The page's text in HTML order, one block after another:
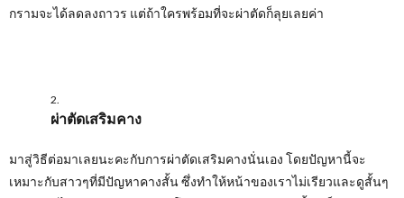
กรามจะได้ลดลงถาวร แต่ถ้าใครพร้อมที่จะผ่าตัดก็ลุยเลยค่า
ผ่าตัดเสริมคาง
มาสู่วิธีต่อมาเลยนะคะกับการผ่าตัดเสริมคางนั่นเอง โดยปัญหานี้จะ
เหมาะกับสาวๆที่มีปัญหาคางสั้น ซึ่งทำให้หน้าของเราไม่เรียวและดูสั้นๆ